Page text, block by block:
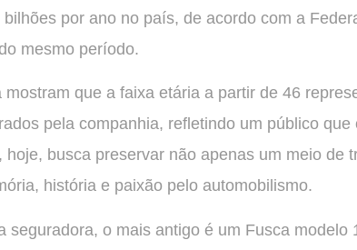
por ano no país, de acordo com a
mesmo período.
que a faixa etária a partir de 46
pela companhia, refletindo um público que
busca preservar não apenas um meio de
história e paixão pelo automobilismo.
seguradora, o mais antigo é um Fusca modelo